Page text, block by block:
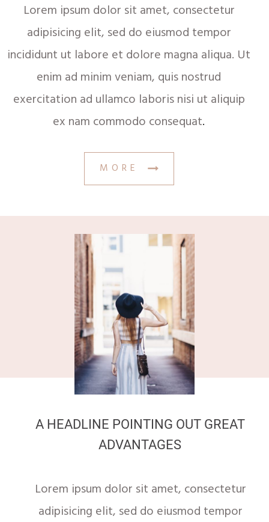
Lorem ipsum dolor sit amet, consectetur
adipisicing elit, sed do eiusmod tempor
incididunt ut labore et dolore magna aliqua. Ut
enim ad minim veniam, quis nostrud
exercitation ad ullamco laboris nisi ut aliquip
ex nam commodo consequat.
MORE
A HEADLINE POINTING OUT GREAT
ADVANTAGES
Lorem ipsum dolor sit amet, consectetur
adipisicing elit, sed do eiusmod tempor